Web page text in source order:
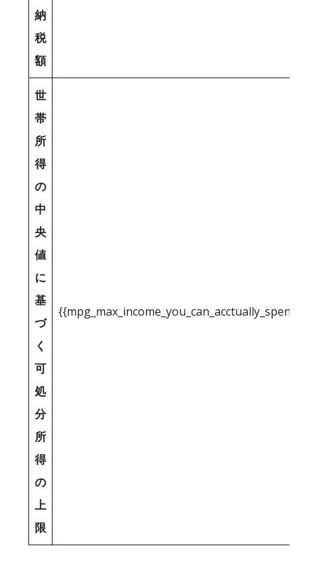
納
税
額
世
帯
所
得
の
中
央
値
に
基
づ
く
可
処
分
所
得
の
上
限